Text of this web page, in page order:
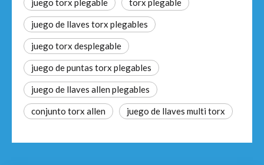
juego torx plegable torx plegable
juego de llaves torx plegables
juego torx desplegable
juego de puntas torx plegables
juego de llaves allen plegables
conjunto torx allen juego de llaves multi torx